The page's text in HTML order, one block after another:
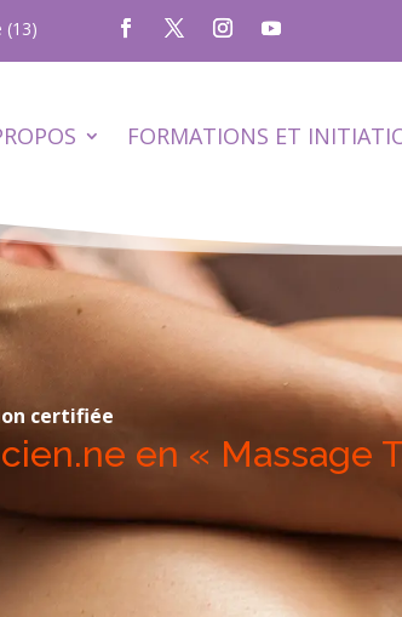
(13)
FORMATIONS ET
certifiée
en « Massage